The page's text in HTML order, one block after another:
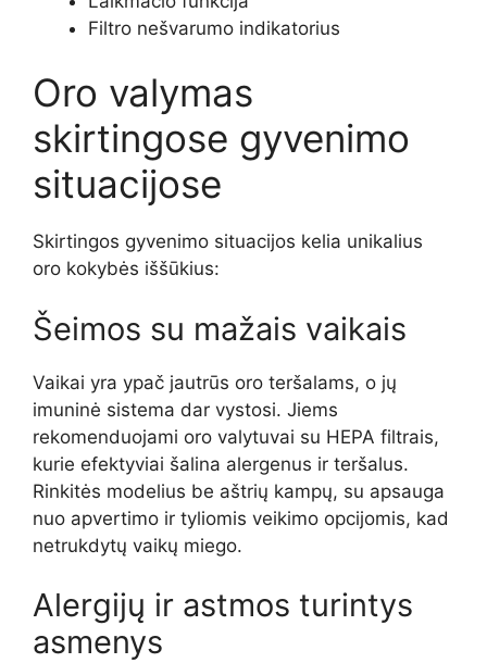
Filtro nešvarumo indikatorius
Oro valymas
skirtingose gyvenimo
situacijose
Skirtingos gyvenimo situacijos kelia unikalius
oro kokybės iššūkius:
Šeimos su mažais vaikais
Vaikai yra ypač jautrūs oro teršalams, o jų
imuninė sistema dar vystosi. Jiems
rekomenduojami oro valytuvai su HEPA filtrais,
kurie efektyviai šalina alergenus ir teršalus.
Rinkitės modelius be aštrių kampų, su apsauga
nuo apvertimo ir tyliomis veikimo opcijomis, kad
netrukdytų vaikų miego.
Alergijų ir astmos turintys
asmenys